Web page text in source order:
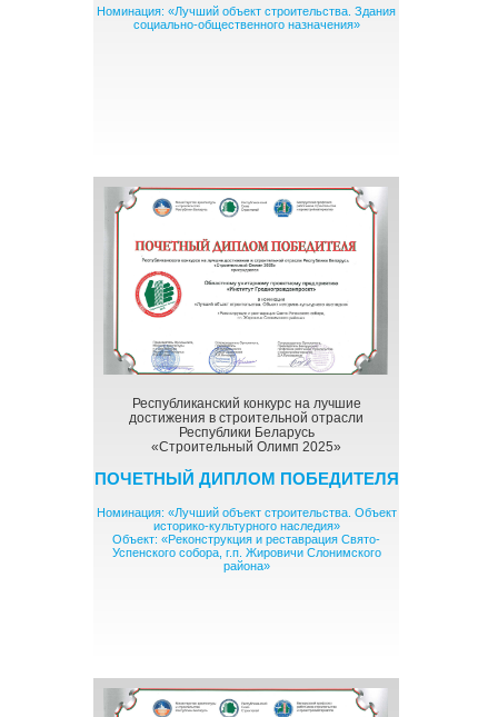
Номинация: «Лучший объект строительства. Здания
социально-общественного назначения»
Республиканский конкурс на лучшие
достижения в строительной отрасли
Республики Беларусь
«Строительный Олимп 2025»
Номинация: «Лучший объект строительства. Объект
историко-культурного наследия»
Объект: «Реконструкция и реставрация Свято-
Успенского собора, г.п. Жировичи Слонимского
района»
ПОЧЕТНЫЙ ДИПЛОМ ПОБЕДИТЕЛЯ